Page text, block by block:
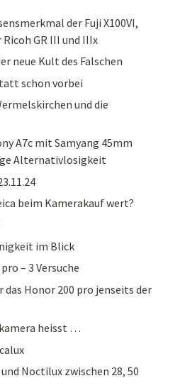
der Fuji X100VI,
Ricoh GR III und IIIx
neue Kult des Falschen
schon vorbei
und die
A7c mit Samyang 45mm
Alternativlosigkeit
beim Kamerakauf wert?
im Blick
– 3 Versuche
Honor 200 pro jenseits der
heisst …
Noctilux zwischen 28, 50